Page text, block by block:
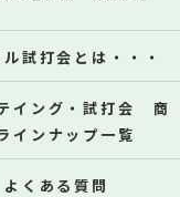
試打会とは・・・
イング・試打会 商
インナップ一覧
よくある質問